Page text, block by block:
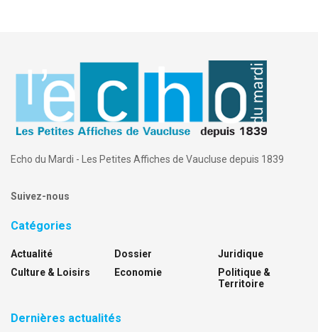
Echo du Mardi - Les Petites Affiches de Vaucluse depuis 1839
Suivez-nous
Catégories
Actualité
Culture & Loisirs
Dossier
Economie
Juridique
Politique &
Territoire
Dernières actualités